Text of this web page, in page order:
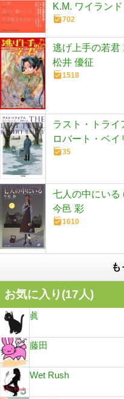
K.M. ワイランド
702
逃げ上手の若君
松井 優征
1518
ラスト・トライ
ロバート・ベイ
35
七人の中にいる
今邑 彩
1610
も
お気に入り(17人)
眞
藤田
Wet Rush